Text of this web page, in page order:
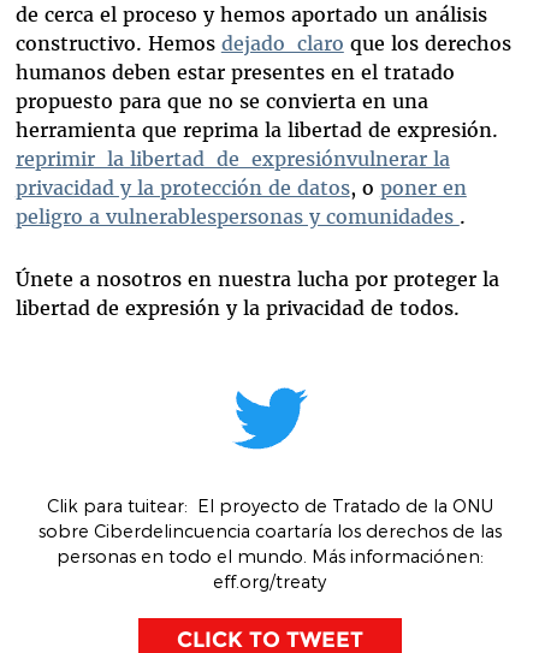
de cerca el proceso y hemos aportado un análisis
constructivo. Hemos dejado claro que los derechos
humanos deben estar presentes en el tratado
propuesto para que no se convierta en una
herramienta que reprima la libertad de expresión.
reprimir la libertad de expresiónvulnerar la
privacidad y la protección de datos, o poner en
peligro a vulnerablespersonas y comunidades .
Únete a nosotros en nuestra lucha por proteger la
libertad de expresión y la privacidad de todos.
Clik para tuitear: El proyecto de Tratado de la ONU
sobre Ciberdelincuencia coartaría los derechos de las
personas en todo el mundo. Más informaciónen:
eff.org/treaty
CLICK TO TWEET